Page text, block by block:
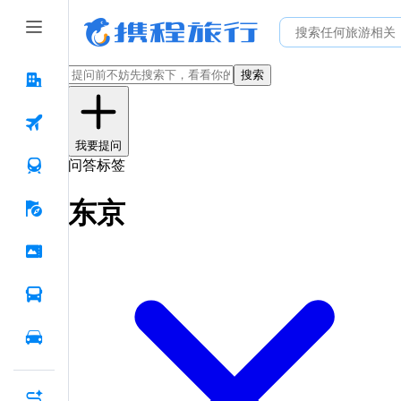
搜索
我要提问
问答标签
东京